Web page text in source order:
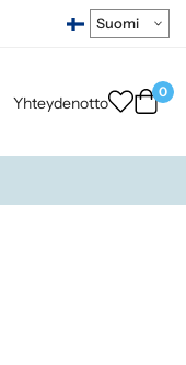
Yhteydenotto
0